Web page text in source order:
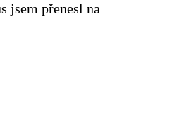
jsem přenesl na